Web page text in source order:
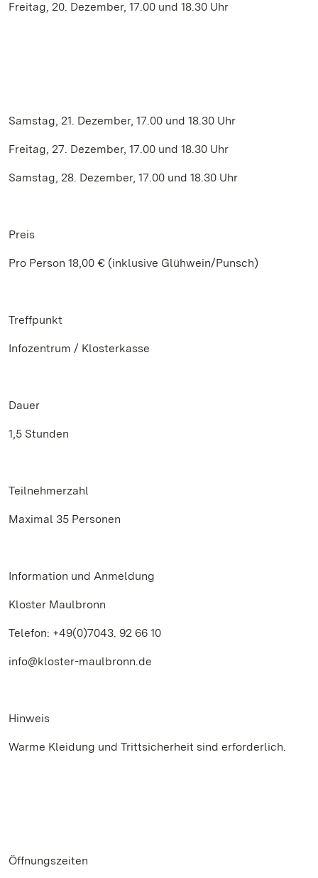
Freitag, 20. Dezember, 17.00 und 18.30 Uhr
Samstag, 21. Dezember, 17.00 und 18.30 Uhr
Freitag, 27. Dezember, 17.00 und 18.30 Uhr
Samstag, 28. Dezember, 17.00 und 18.30 Uhr
Preis
Pro Person 18,00 € (inklusive Glühwein/Punsch)
Treffpunkt
Infozentrum / Klosterkasse
Dauer
1,5 Stunden
Teilnehmerzahl
Maximal 35 Personen
Information und Anmeldung
Kloster Maulbronn
Telefon: +49(0)7043. 92 66 10
info@kloster-maulbronn.de
Hinweis
Warme Kleidung und Trittsicherheit sind erforderlich.
Öffnungszeiten